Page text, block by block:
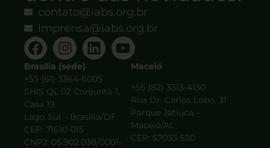
contato@iabs.org.br
imprensa@iabs.org.br
Brasília (sede)
+55 (61) 3364-6005
SHIS QL 02 Conjunto 1,
Casa 19
Lago Sul – Brasília/DF
CEP: 71610-015
CNPJ: 05.902.038/0001-
Maceió
+55 (82) 3313-4130
Rua Dr. Carlos Lobo, 31
Parque Jatiuca –
Maceió/AL
CEP: 57035-550